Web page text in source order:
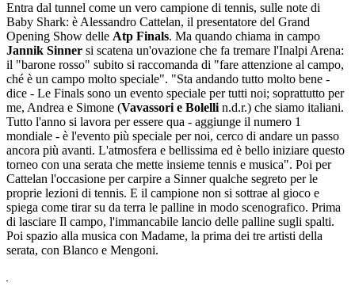
Entra dal tunnel come un vero campione di tennis, sulle note di
Baby Shark: è Alessandro Cattelan, il presentatore del Grand
Opening Show delle Atp Finals. Ma quando chiama in campo
Jannik Sinner si scatena un'ovazione che fa tremare l'Inalpi Arena:
il "barone rosso" subito si raccomanda di "fare attenzione al campo,
ché è un campo molto speciale". "Sta andando tutto molto bene -
dice - Le Finals sono un evento speciale per tutti noi; soprattutto per
me, Andrea e Simone (Vavassori e Bolelli n.d.r.) che siamo italiani.
Tutto l'anno si lavora per essere qua - aggiunge il numero 1
mondiale - è l'evento più speciale per noi, cerco di andare un passo
ancora più avanti. L'atmosfera e bellissima ed è bello iniziare questo
torneo con una serata che mette insieme tennis e musica". Poi per
Cattelan l'occasione per carpire a Sinner qualche segreto per le
proprie lezioni di tennis. E il campione non si sottrae al gioco e
spiega come tirar su da terra le palline in modo scenografico. Prima
di lasciare Il campo, l'immancabile lancio delle palline sugli spalti.
Poi spazio alla musica con Madame, la prima dei tre artisti della
serata, con Blanco e Mengoni.